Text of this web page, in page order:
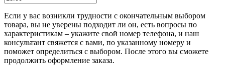
Если у вас возникли трудности с окончательным выбором
товара, вы не уверены подходит ли он, есть вопросы по
характеристикам – укажите свой номер телефона, и наш
консультант свяжется с вами, по указанному номеру и
поможет определиться с выбором. После этого вы сможете
продолжить оформление заказа.